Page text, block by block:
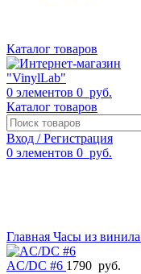
Каталог товаров
0 элементов 0 руб.
Каталог товаров
Вход / Регистрация
0 элементов 0 руб.
Главная Часы из винила
AC/DC #6 1790 руб.